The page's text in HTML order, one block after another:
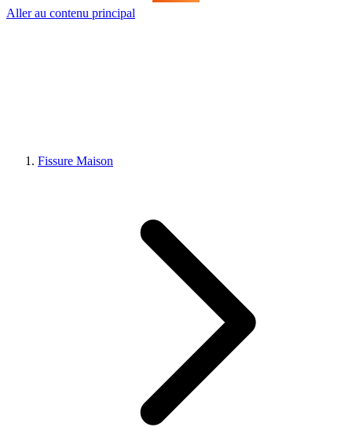
Aller au contenu principal
Fissure Maison